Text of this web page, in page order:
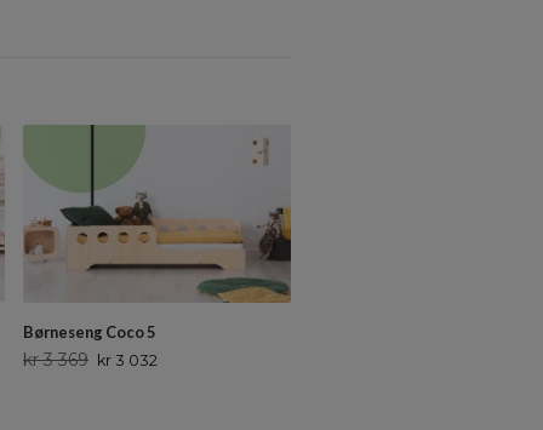
Børneseng Coco 5
kr 3 369 kr 3 032